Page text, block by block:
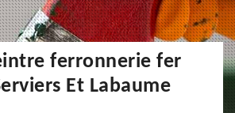
ferronnerie fer
Et Labaume